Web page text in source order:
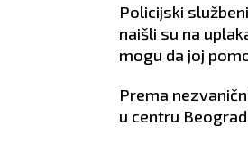
Policijski
naišli su na
mogu da joj
Prema
u centru